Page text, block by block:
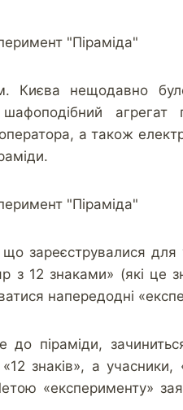
Києва нещодавно
а також
зареєструвалися для
з 12 знаками» (які це
напередодні
до піраміди,
знаків», а учасники,
«експерименту»